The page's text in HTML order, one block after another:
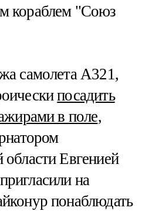
кораблем "Союз
самолета А321,
посадить
в поле,
Евгенией
на
понаблюдать